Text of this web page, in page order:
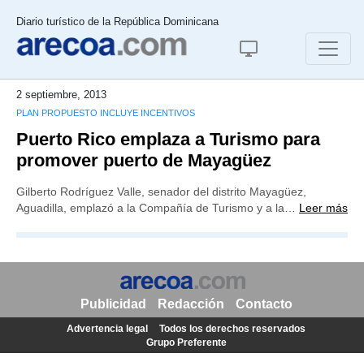
Diario turístico de la República Dominicana
2 septiembre, 2013
PLAN PROPUESTO INCLUYE INCENTIVOS
Puerto Rico emplaza a Turismo para
promover puerto de Mayagüez
Gilberto Rodríguez Valle, senador del distrito Mayagüez,
Aguadilla, emplazó a la Compañía de Turismo y a la… Leer más
Publicidad Redacción Contacto
Advertencia legal
Todos los derechos reservados
Grupo Preferente